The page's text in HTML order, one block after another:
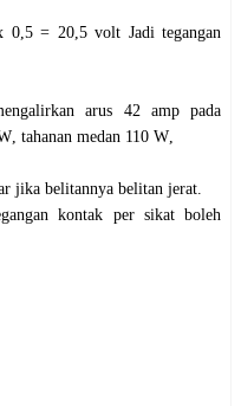
0,5 = 20,5 volt Jadi tegangan
arus 42 amp pada
, tahanan medan 110 W,
jika belitannya belitan jerat.
kontak per sikat boleh